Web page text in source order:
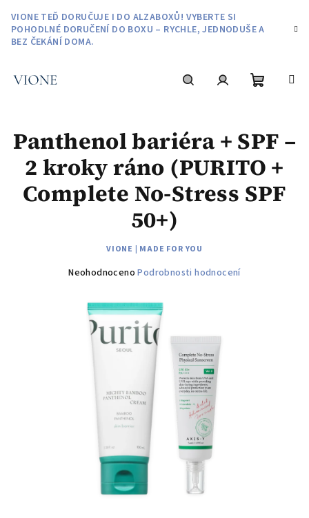
obsah
VIONE TEĎ DORUČUJE I DO ALZABOXŮ! VYBERTE SI
POHODLNÉ DORUČENÍ DO BOXU – RYCHLE, JEDNODUŠE A
BEZ ČEKÁNÍ DOMA.
košík
Panthenol bariéra + SPF –
2 kroky ráno (PURITO +
Complete No-Stress SPF
50+)
VIONE | MADE FOR YOU
Průměrné
produktu
Neohodnoceno Podrobnosti hodnocení